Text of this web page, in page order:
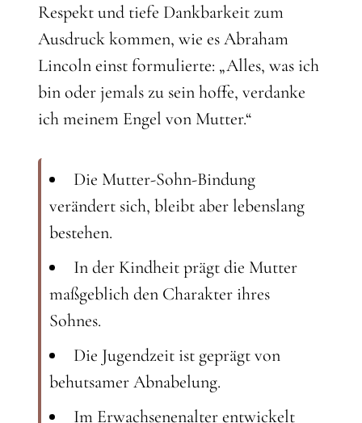
Respekt und tiefe Dankbarkeit zum
Ausdruck kommen, wie es Abraham
Lincoln einst formulierte: „Alles, was ich
bin oder jemals zu sein hoffe, verdanke
ich meinem Engel von Mutter.“
Die Mutter-Sohn-Bindung
verändert sich, bleibt aber lebenslang
bestehen.
In der Kindheit prägt die Mutter
maßgeblich den Charakter ihres
Sohnes.
Die Jugendzeit ist geprägt von
behutsamer Abnabelung.
Im Erwachsenenalter entwickelt